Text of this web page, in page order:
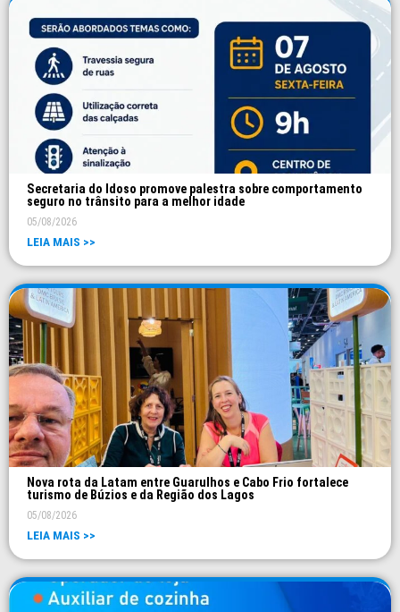
Secretaria do Idoso promove palestra sobre comportamento
seguro no trânsito para a melhor idade
05/08/2026
LEIA MAIS >>
Nova rota da Latam entre Guarulhos e Cabo Frio fortalece
turismo de Búzios e da Região dos Lagos
05/08/2026
LEIA MAIS >>